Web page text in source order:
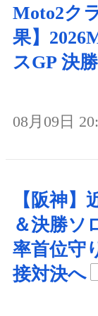
Moto2ク
果】
スGP 決勝
08月09日
【阪神】
＆決勝ソ
率首位守
接対決へ